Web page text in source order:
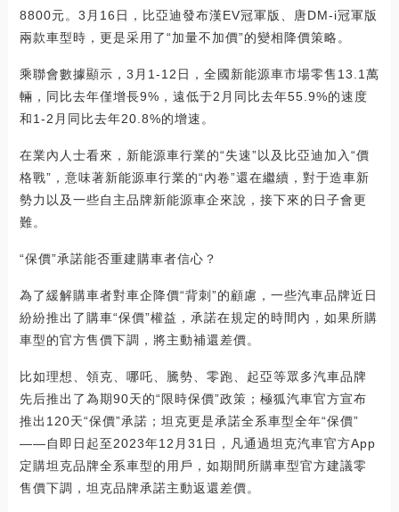
8800元。3月16日，比亞迪發布漢EV冠軍版、唐DM-i冠軍版
兩款車型時，更是采用了“加量不加價”的變相降價策略。
乘聯會數據顯示，3月1-12日，全國新能源車市場零售13.1萬
輛，同比去年僅增長9%，遠低于2月同比去年55.9%的速度
和1-2月同比去年20.8%的增速。
在業內人士看來，新能源車行業的“失速”以及比亞迪加入“價
格戰”，意味著新能源車行業的“內卷”還在繼續，對于造車新
勢力以及一些自主品牌新能源車企來說，接下來的日子會更
難。
“保價”承諾能否重建購車者信心？
為了緩解購車者對車企降價“背刺”的顧慮，一些汽車品牌近日
紛紛推出了購車“保價”權益，承諾在規定的時間內，如果所購
車型的官方售價下調，將主動補還差價。
比如理想、領克、哪吒、騰勢、零跑、起亞等眾多汽車品牌
先后推出了為期90天的“限時保價”政策；極狐汽車官方宣布
推出120天“保價”承諾；坦克更是承諾全系車型全年“保價”
——自即日起至2023年12月31日，凡通過坦克汽車官方App
定購坦克品牌全系車型的用戶，如期間所購車型官方建議零
售價下調，坦克品牌承諾主動返還差價。